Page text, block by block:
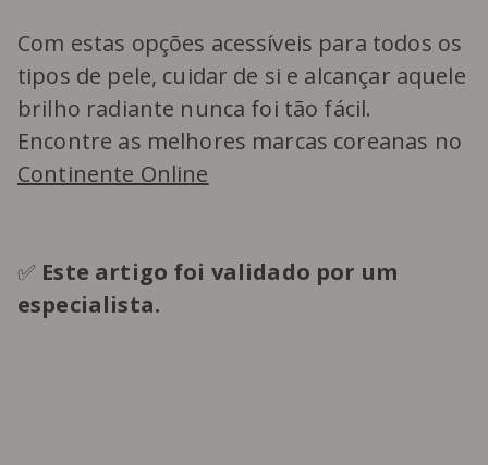
Com estas opções acessíveis para todos os
tipos de pele, cuidar de si e alcançar aquele
brilho radiante nunca foi tão fácil.
Encontre as melhores marcas coreanas no
Continente Online
✅ Este artigo foi validado por um
especialista.